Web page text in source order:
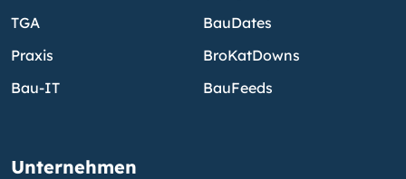
TGA
Praxis
Bau-IT
BauDates
BroKatDowns
BauFeeds
Unternehmen